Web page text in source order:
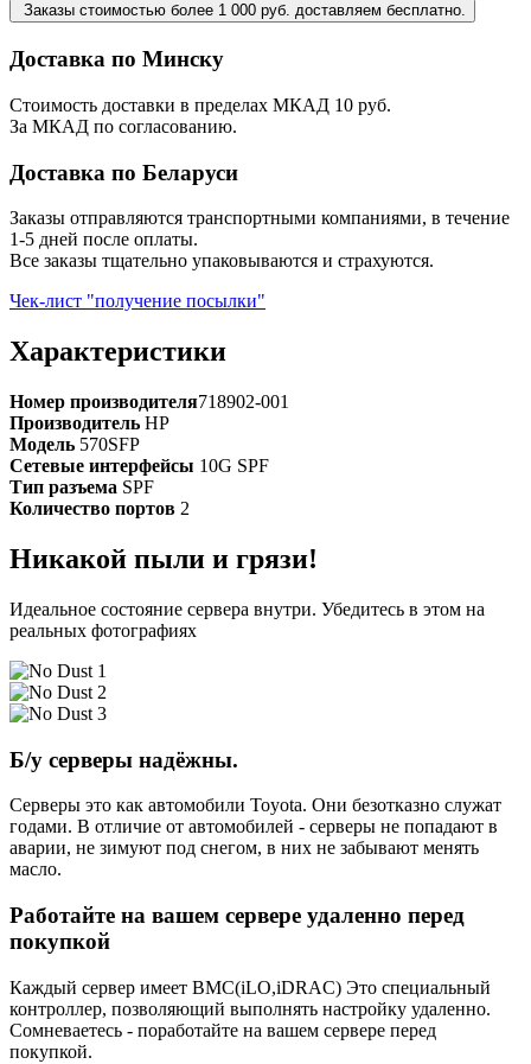
Заказы стоимостью более 1 000 руб. доставляем бесплатно.
Доставка по Минску
Стоимость доставки в пределах МКАД 10 руб.
За МКАД по согласованию.
Доставка по Беларуси
Заказы отправляются транспортными компаниями, в течение
1-5 дней после оплаты.
Все заказы тщательно упаковываются и страхуются.
Чек-лист "получение посылки"
Характеристики
Номер производителя718902-001
Производитель HP
Модель 570SFP
Сетевые интерфейсы 10G SPF
Тип разъема SPF
Количество портов 2
Никакой пыли и грязи!
Идеальное состояние сервера внутри. Убедитесь в этом на
реальных фотографиях
Б/у серверы надёжны.
Серверы это как автомобили Toyota. Они безотказно служат
годами. В отличие от автомобилей - серверы не попадают в
аварии, не зимуют под снегом, в них не забывают менять
масло.
Работайте на вашем сервере удаленно перед
покупкой
Каждый сервер имеет BMC(iLO,iDRAC) Это специальный
контроллер, позволяющий выполнять настройку удаленно.
Сомневаетесь - поработайте на вашем сервере перед
покупкой.